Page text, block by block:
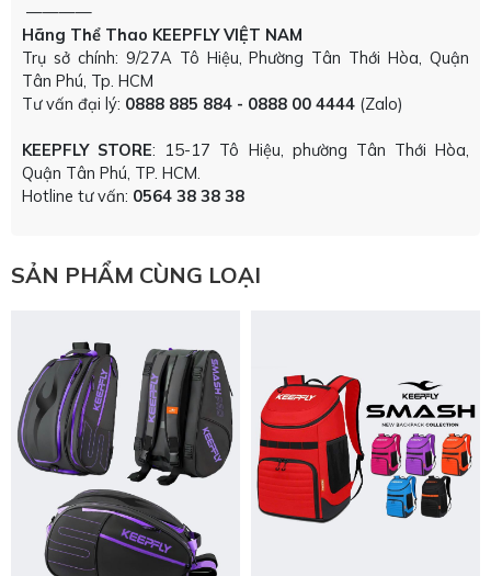
————
Hãng Thể Thao KEEPFLY VIỆT NAM
Trụ sở chính: 9/27A Tô Hiệu, Phường Tân Thới Hòa, Quận
Tân Phú, Tp. HCM
Tư vấn đại lý: 0888 885 884 - 0888 00 4444 (Zalo)
KEEPFLY STORE: 15-17 Tô Hiệu, phường Tân Thới Hòa,
Quận Tân Phú, TP. HCM.
Hotline tư vấn: 0564 38 38 38
SẢN PHẨM CÙNG LOẠI